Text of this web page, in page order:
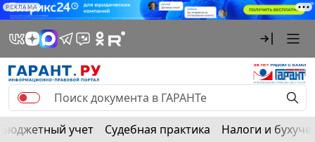
РЕКЛАМА
Бюджетный учет Судебная практика Налоги и